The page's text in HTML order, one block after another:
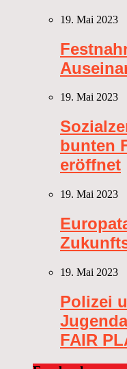
19. Mai 2023
19. Mai 2023
bunten
eröffnet
19. Mai 2023
19. Mai 2023
Polizei
FAIR